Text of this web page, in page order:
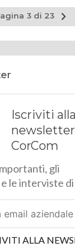
3 di 23
Iscriviti alla
CorCom
gli
le interviste di
ALLA